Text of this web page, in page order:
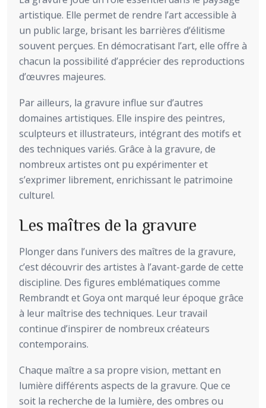
artistique. Elle permet de rendre l’art accessible à
un public large, brisant les barrières d’élitisme
souvent perçues. En démocratisant l’art, elle offre à
chacun la possibilité d’apprécier des reproductions
d’œuvres majeures.
Par ailleurs, la gravure influe sur d’autres
domaines artistiques. Elle inspire des peintres,
sculpteurs et illustrateurs, intégrant des motifs et
des techniques variés. Grâce à la gravure, de
nombreux artistes ont pu expérimenter et
s’exprimer librement, enrichissant le patrimoine
culturel.
Les maîtres de la gravure
Plonger dans l’univers des maîtres de la gravure,
c’est découvrir des artistes à l’avant-garde de cette
discipline. Des figures emblématiques comme
Rembrandt et Goya ont marqué leur époque grâce
à leur maîtrise des techniques. Leur travail
continue d’inspirer de nombreux créateurs
contemporains.
Chaque maître a sa propre vision, mettant en
lumière différents aspects de la gravure. Que ce
soit la recherche de la lumière, des ombres ou